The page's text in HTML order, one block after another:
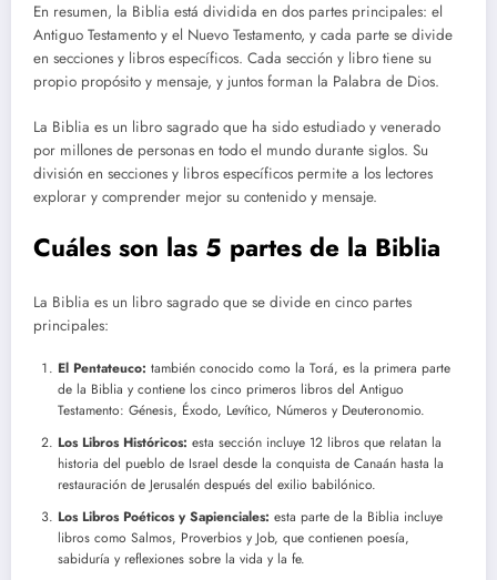
En resumen, la Biblia está dividida en dos partes principales: el
Antiguo Testamento y el Nuevo Testamento, y cada parte se divide
en secciones y libros específicos. Cada sección y libro tiene su
propio propósito y mensaje, y juntos forman la Palabra de Dios.
La Biblia es un libro sagrado que ha sido estudiado y venerado
por millones de personas en todo el mundo durante siglos. Su
división en secciones y libros específicos permite a los lectores
explorar y comprender mejor su contenido y mensaje.
Cuáles son las 5 partes de la Biblia
La Biblia es un libro sagrado que se divide en cinco partes
principales:
El Pentateuco: también conocido como la Torá, es la primera parte
de la Biblia y contiene los cinco primeros libros del Antiguo
Testamento: Génesis, Éxodo, Levítico, Números y Deuteronomio.
Los Libros Históricos: esta sección incluye 12 libros que relatan la
historia del pueblo de Israel desde la conquista de Canaán hasta la
restauración de Jerusalén después del exilio babilónico.
Los Libros Poéticos y Sapienciales: esta parte de la Biblia incluye
libros como Salmos, Proverbios y Job, que contienen poesía,
sabiduría y reflexiones sobre la vida y la fe.